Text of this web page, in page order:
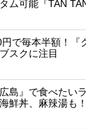
ム可能『TAN TAN
で毎本半額！『
スクに注目
広島』で食べたい
鮮丼、麻辣湯も！